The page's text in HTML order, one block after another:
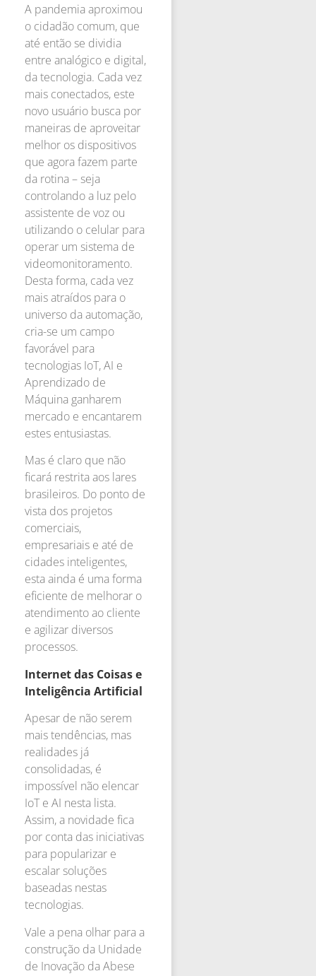
A pandemia aproximou
o cidadão comum, que
até então se dividia
entre analógico e digital,
da tecnologia. Cada vez
mais conectados, este
novo usuário busca por
maneiras de aproveitar
melhor os dispositivos
que agora fazem parte
da rotina – seja
controlando a luz pelo
assistente de voz ou
utilizando o celular para
operar um sistema de
videomonitoramento.
Desta forma, cada vez
mais atraídos para o
universo da automação,
cria-se um campo
favorável para
tecnologias IoT, AI e
Aprendizado de
Máquina ganharem
mercado e encantarem
estes entusiastas.
Mas é claro que não
ficará restrita aos lares
brasileiros. Do ponto de
vista dos projetos
comerciais,
empresariais e até de
cidades inteligentes,
esta ainda é uma forma
eficiente de melhorar o
atendimento ao cliente
e agilizar diversos
processos.
Internet das Coisas e
Inteligência Artificial
Apesar de não serem
mais tendências, mas
realidades já
consolidadas, é
impossível não elencar
IoT e AI nesta lista.
Assim, a novidade fica
por conta das iniciativas
para popularizar e
escalar soluções
baseadas nestas
tecnologias.
Vale a pena olhar para a
construção da Unidade
de Inovação da Abese